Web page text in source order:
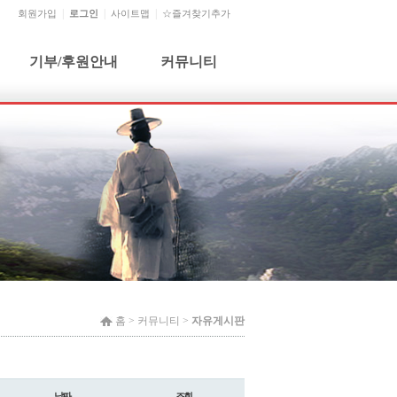
회원가입 로그인 사이트맵 ☆즐겨찾기추가
기부/후원안내
기부금사용내역
커뮤니티
건의사항
월별행사
홈 > 커뮤니티 > 자유게시판